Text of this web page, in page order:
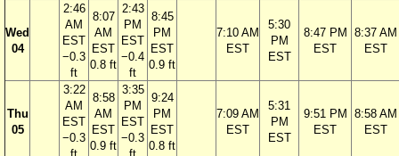
Wed
04
2:46
AM
EST
−0.3
ft
8:07
AM
EST
0.8 ft
2:43
PM
EST
−0.4
ft
8:45
PM
EST
0.9 ft
7:10 AM
EST
5:30
PM
EST
8:47 PM
EST
8:37 AM
EST
Thu
05
3:22
AM
EST
−0.3
8:58
AM
EST
0.9 ft
3:35
PM
EST
−0.3
9:24
PM
EST
0.8 ft
7:09 AM
EST
5:31
PM
EST
9:51 PM
EST
8:58 AM
EST